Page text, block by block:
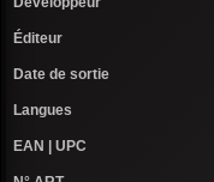
Éditeur
Date de sortie
Langues
EAN | UPC